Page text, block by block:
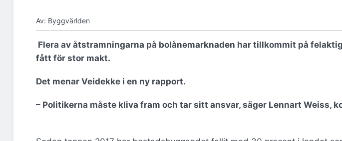
Av: Byggvärlden
Flera av åtstramningarna på bolånemarknaden har tillkommit på
fått för stor makt.
Det menar Veidekke i en ny rapport.
– Politikerna måste kliva fram och tar sitt ansvar, säger Lennart Weiss,